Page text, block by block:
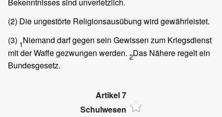
Bekenntnisses sind unverletzlich.
(2) Die ungestörte Religionsausübung wird gewährleistet.
(3) 1Niemand darf gegen sein Gewissen zum Kriegsdienst
mit der Waffe gezwungen werden. 2Das Nähere regelt ein
Bundesgesetz.
Artikel 7
Schulwesen